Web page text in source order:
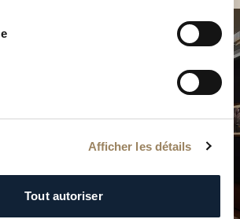
Afficher les détails
Tout autoriser